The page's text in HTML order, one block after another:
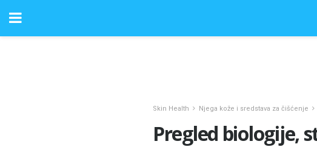
Skin Health Njega kože i sredstava za čišćenje
Pregled biologije,